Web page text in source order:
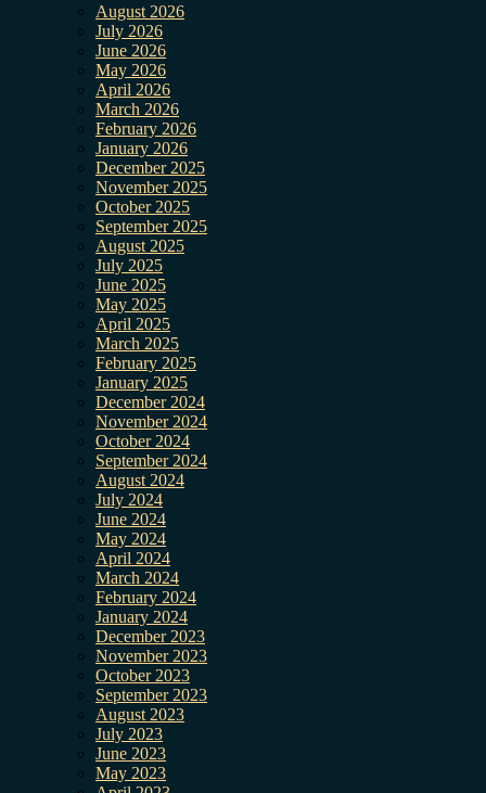
August 2026
July 2026
June 2026
May 2026
April 2026
March 2026
February 2026
January 2026
December 2025
November 2025
October 2025
September 2025
August 2025
July 2025
June 2025
May 2025
April 2025
March 2025
February 2025
January 2025
December 2024
November 2024
October 2024
September 2024
August 2024
July 2024
June 2024
May 2024
April 2024
March 2024
February 2024
January 2024
December 2023
November 2023
October 2023
September 2023
August 2023
July 2023
June 2023
May 2023